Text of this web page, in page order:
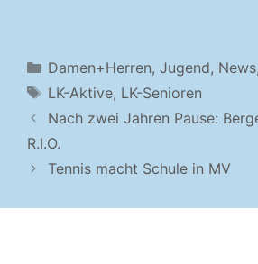
Kategorien
Damen+Herren, Jugend, News,
Schlagwörter
LK-Aktive, LK-Senioren
Nach zwei Jahren Pause:
R.I.O.
Tennis macht Schule in MV